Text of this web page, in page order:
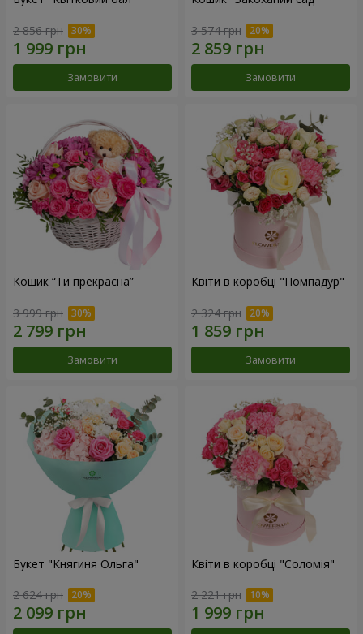
2 856 грн
Замовити
3 574 грн
Замовити
Кошик “Ти прекрасна”
3 999 грн
Замовити
Квіти в коробці "Помпадур"
2 324 грн
Замовити
Букет "Княгиня Ольга"
2 624 грн
Квіти в коробці "Соломія"
2 221 грн